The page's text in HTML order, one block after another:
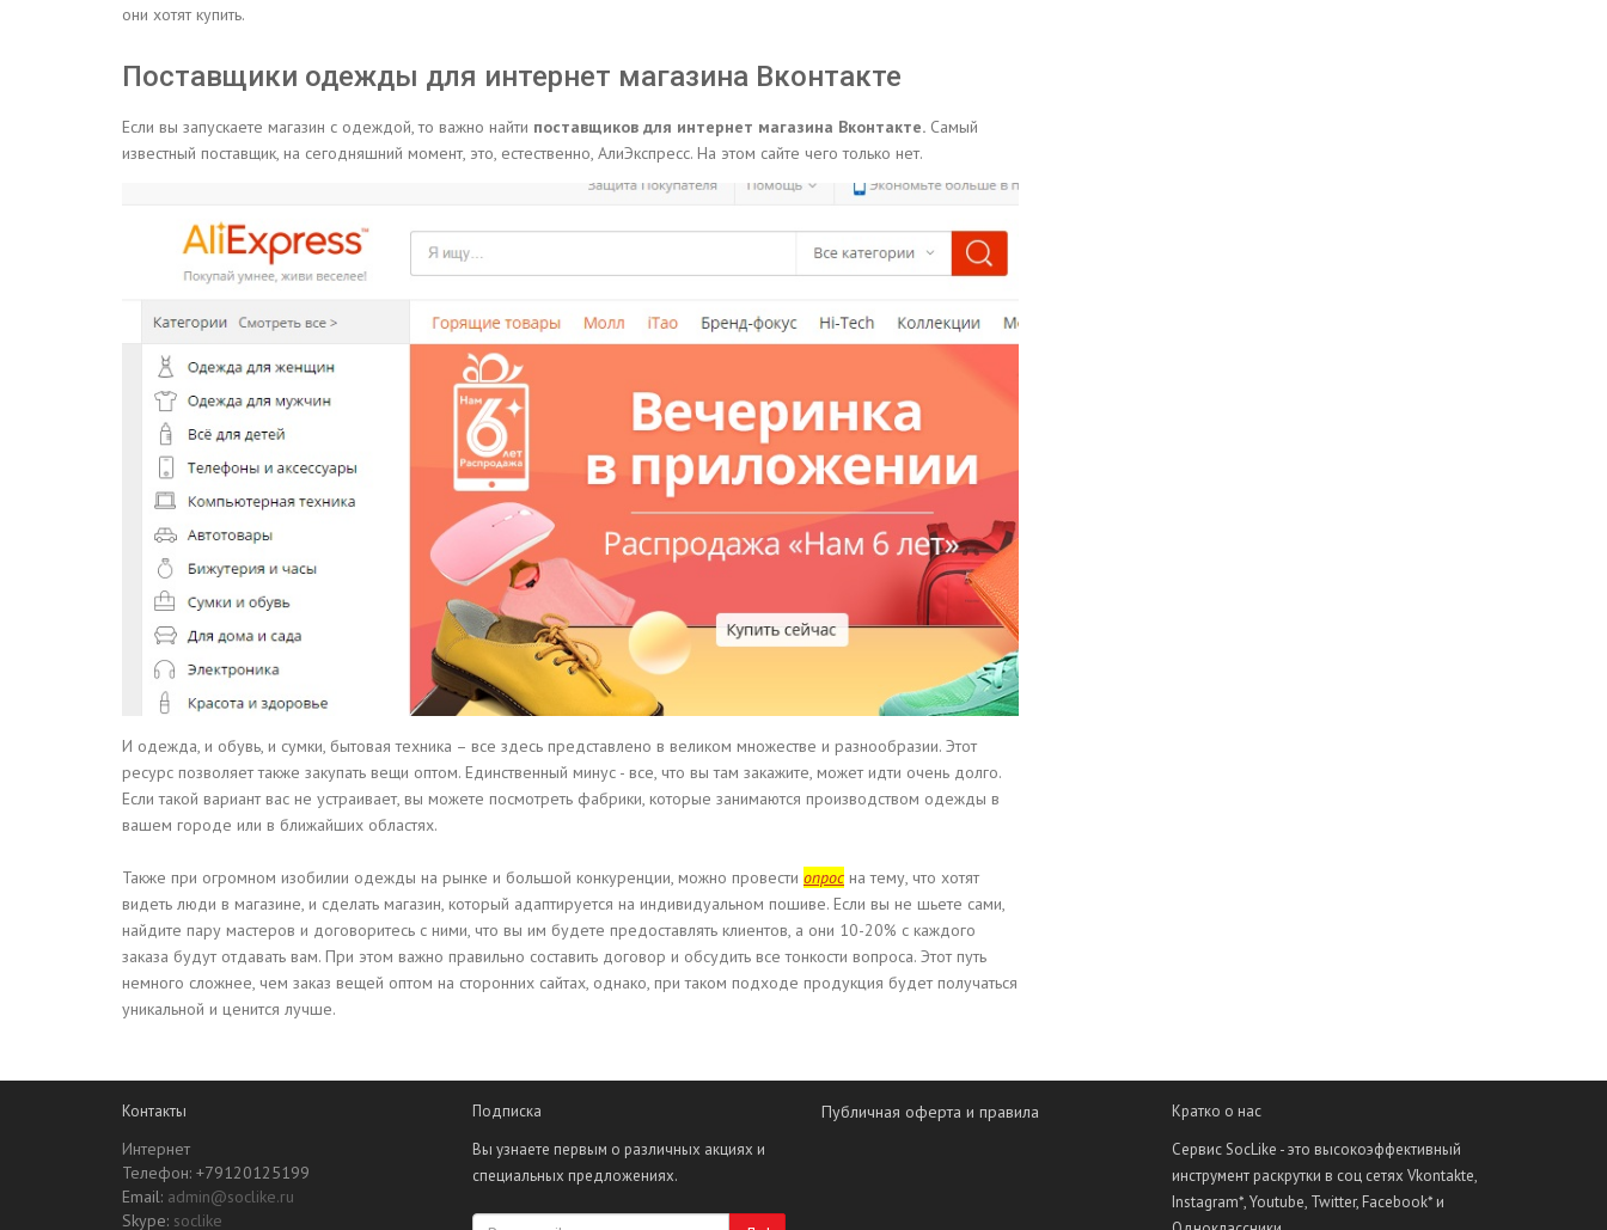
они хотят купить.
Поставщики одежды для интернет магазина Вконтакте
Если вы запускаете магазин с одеждой, то важно найти поставщиков для интернет магазина Вконтакте. Самый
известный поставщик, на сегодняшний момент, это, естественно, АлиЭкспресс. На этом сайте чего только нет.
И одежда, и обувь, и сумки, бытовая техника – все здесь представлено в великом множестве и разнообразии. Этот
ресурс позволяет также закупать вещи оптом. Единственный минус - все, что вы там закажите, может идти очень долго.
Если такой вариант вас не устраивает, вы можете посмотреть фабрики, которые занимаются производством одежды в
вашем городе или в ближайших областях.
Также при огромном изобилии одежды на рынке и большой конкуренции, можно провести опрос на тему, что хотят
видеть люди в магазине, и сделать магазин, который адаптируется на индивидуальном пошиве. Если вы не шьете сами,
найдите пару мастеров и договоритесь с ними, что вы им будете предоставлять клиентов, а они 10-20% с каждого
заказа будут отдавать вам. При этом важно правильно составить договор и обсудить все тонкости вопроса. Этот путь
немного сложнее, чем заказ вещей оптом на сторонних сайтах, однако, при таком подходе продукция будет получаться
уникальной и ценится лучше.
Контакты
Интернет
Телефон: +79120125199
Email: admin@soclike.ru
Skype: soclike
Подписка
Вы узнаете первым о различных акциях и
специальных предложениях.
Публичная оферта и правила
Кратко о нас
Сервис SocLike - это высокоэффективный
инструмент раскрутки в соц сетях Vkontakte,
Instagram*, Youtube, Twitter, Facebook* и